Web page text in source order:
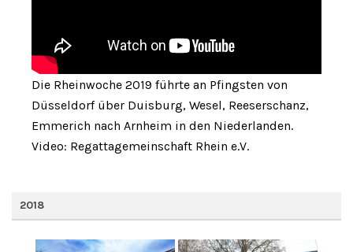
Die Rheinwoche 2019 führte an Pfingsten von
Düsseldorf über Duisburg, Wesel, Reeserschanz,
Emmerich nach Arnheim in den Niederlanden.
Video: Regattagemeinschaft Rhein e.V.
2018